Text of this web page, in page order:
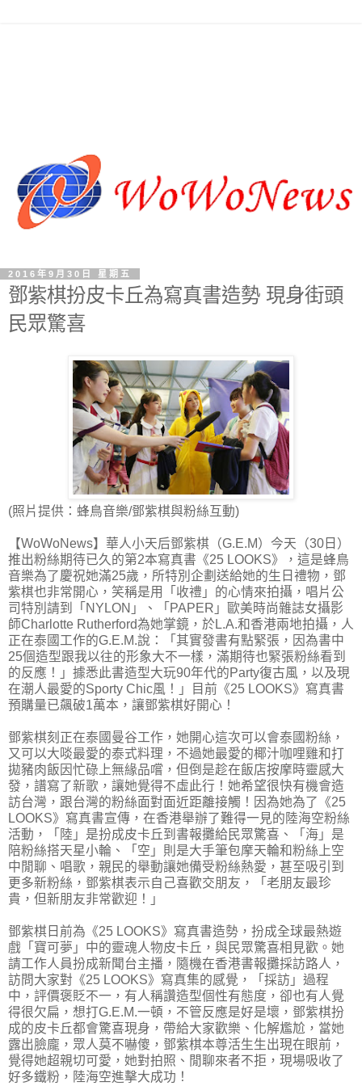
2016年9月30日 星期五
鄧紫棋扮皮卡丘為寫真書造勢 現身街頭
民眾驚喜
(照片提供：蜂鳥音樂/鄧紫棋與粉絲互動)
【WoWoNews】華人小天后鄧紫棋（G.E.M）今天（30日）
推出粉絲期待已久的第2本寫真書《25 LOOKS》，這是蜂鳥
音樂為了慶祝她滿25歲，所特別企劃送給她的生日禮物，鄧
紫棋也非常開心，笑稱是用「收禮」的心情來拍攝，唱片公
司特別請到「NYLON」、「PAPER」歐美時尚雜誌女攝影
師Charlotte Rutherford為她掌鏡，於L.A.和香港兩地拍攝，人
正在泰國工作的G.E.M.說：「其實發書有點緊張，因為書中
25個造型跟我以往的形象大不一樣，滿期待也緊張粉絲看到
的反應！」據悉此書造型大玩90年代的Party復古風，以及現
在潮人最愛的Sporty Chic風！」目前《25 LOOKS》寫真書
預購量已飆破1萬本，讓鄧紫棋好開心！
鄧紫棋刻正在泰國曼谷工作，她開心這次可以會泰國粉絲，
又可以大啖最愛的泰式料理，不過她最愛的椰汁咖哩雞和打
拋豬肉飯因忙碌上無緣品嚐，但倒是趁在飯店按摩時靈感大
發，譜寫了新歌，讓她覺得不虛此行！她希望很快有機會造
訪台灣，跟台灣的粉絲面對面近距離接觸！因為她為了《25
LOOKS》寫真書宣傳，在香港舉辦了難得一見的陸海空粉絲
活動，「陸」是扮成皮卡丘到書報攤給民眾驚喜、「海」是
陪粉絲搭天星小輪、「空」則是大手筆包摩天輪和粉絲上空
中閒聊、唱歌，親民的舉動讓她備受粉絲熱愛，甚至吸引到
更多新粉絲，鄧紫棋表示自己喜歡交朋友，「老朋友最珍
貴，但新朋友非常歡迎！」
鄧紫棋日前為《25 LOOKS》寫真書造勢，扮成全球最熱遊
戲「寶可夢」中的靈魂人物皮卡丘，與民眾驚喜相見歡。她
請工作人員扮成新聞台主播，隨機在香港書報攤採訪路人，
訪問大家對《25 LOOKS》寫真集的感覺，「採訪」過程
中，評價褒貶不一，有人稱讚造型個性有態度，卻也有人覺
得很欠扁，想打G.E.M.一頓，不管反應是好是壞，鄧紫棋扮
成的皮卡丘都會驚喜現身，帶給大家歡樂、化解尷尬，當她
露出臉龐，眾人莫不嚇傻，鄧紫棋本尊活生生出現在眼前，
覺得她超親切可愛，她對拍照、閒聊來者不拒，現場吸收了
好多鐵粉，陸海空進擊大成功！